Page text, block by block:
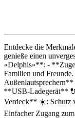
Beschreibung
Entdecke die
genieße einen
«Delphis»**: -
Familien und
**USB-Ladegerät**
Verdeck** ☀️: Schutz
Einfacher Zugang